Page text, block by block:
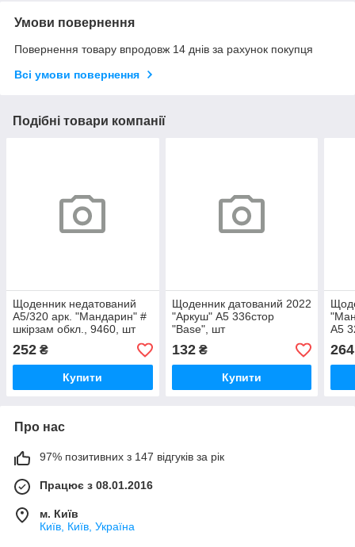
Умови повернення
Повернення товару впродовж 14 днів за рахунок покупця
Всі умови повернення
Подібні товари компанії
Щоденник недатований
А5/320 арк. "Мандарин" #
шкірзам обкл., 9460, шт
252 ₴
Купити
Щоденник датований 2022
"Аркуш" А5 336стор
"Base", шт
132₴
Купити
А5
264
Про нас
97% позитивних з 147 відгуків за рік
Працює з 08.01.2016
м. Київ
Київ, Київ, Україна